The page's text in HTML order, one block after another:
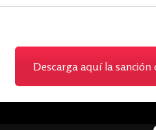
Descarga aquí la